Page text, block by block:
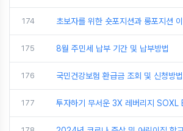
174 초보자를 위한 숏포지션과 롱포지션 이
175 8월 주민세 납부 기간 및 납부방법
176 국민건강보험 환급금 조회 및 신청방
177 투자하기 무서운 3X 레버리지 SOXL